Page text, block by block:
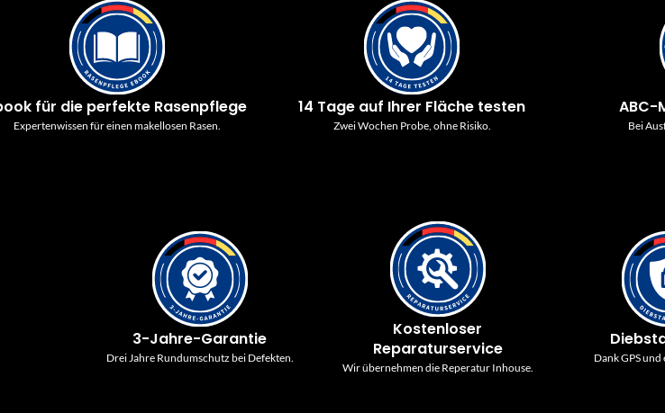
für die perfekte Rasenpflege
Expertenwissen für einen makellosen Rasen.
14 Tage auf Ihrer Fläche testen
Zwei Wochen Probe, ohne Risiko.
ABC-
Bei
3-Jahre-Garantie
Drei Jahre Rundumschutz bei Defekten.
Kostenloser
Reparaturservice
Wir übernehmen die Reperatur Inhouse.
Dank GPS